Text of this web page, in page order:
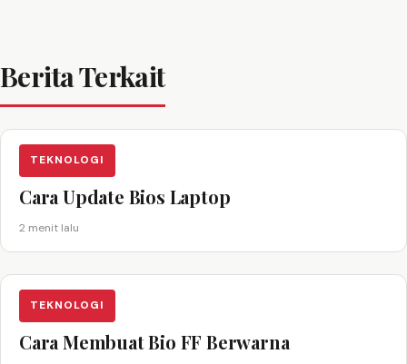
Berita Terkait
TEKNOLOGI
Cara Update Bios Laptop
2 menit lalu
TEKNOLOGI
Cara Membuat Bio FF Berwarna